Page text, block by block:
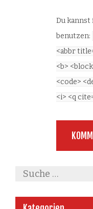
Du kannst
benutzen:
<abbr
<b>
<code>
<i> <q